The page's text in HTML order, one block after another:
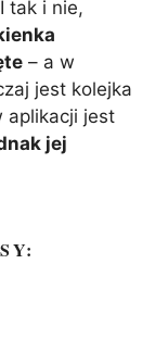
tak i nie,
– a w
jest kolejka
aplikacji jest
jej